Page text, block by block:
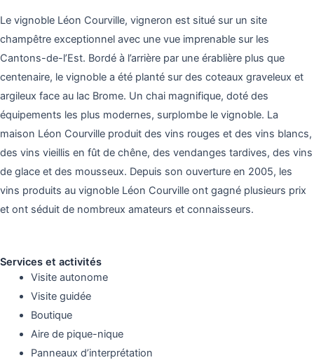
Le vignoble Léon Courville, vigneron est situé sur un site
champêtre exceptionnel avec une vue imprenable sur les
Cantons-de-l’Est. Bordé à l’arrière par une érablière plus que
centenaire, le vignoble a été planté sur des coteaux graveleux et
argileux face au lac Brome. Un chai magnifique, doté des
équipements les plus modernes, surplombe le vignoble. La
maison Léon Courville produit des vins rouges et des vins blancs,
des vins vieillis en fût de chêne, des vendanges tardives, des vins
de glace et des mousseux. Depuis son ouverture en 2005, les
vins produits au vignoble Léon Courville ont gagné plusieurs prix
et ont séduit de nombreux amateurs et connaisseurs.
Services et activités
Visite autonome
Visite guidée
Boutique
Aire de pique-nique
Panneaux d’interprétation